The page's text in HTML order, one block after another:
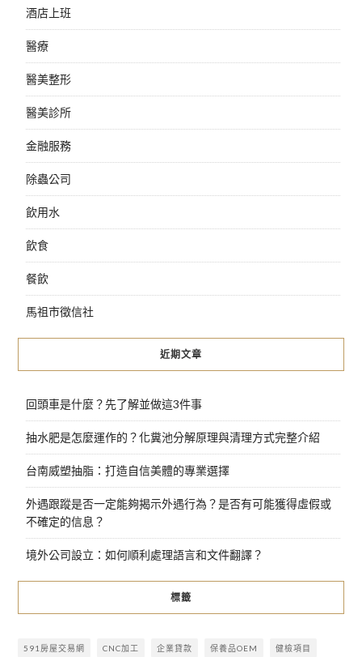
酒店上班
醫療
醫美整形
醫美診所
金融服務
除蟲公司
飲用水
飲食
餐飲
馬祖市徵信社
近期文章
回頭車是什麼？先了解並做這3件事
抽水肥是怎麼運作的？化糞池分解原理與清理方式完整介紹
台南威塑抽脂：打造自信美體的專業選擇
外遇跟蹤是否一定能夠揭示外遇行為？是否有可能獲得虛假或
不確定的信息？
境外公司設立：如何順利處理語言和文件翻譯？
標籤
591房屋交易網 CNC加工 企業貸款 保養品OEM 健檢項目